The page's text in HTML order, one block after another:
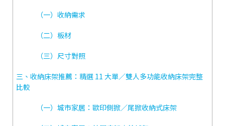
（一）收納需求
（二）板材
（三）尺寸對照
三、收納床架推薦：精選 11 大單／雙人多功能收納床架完整
比較
（一）城市家居：歐印側掀／尾掀收納式床架